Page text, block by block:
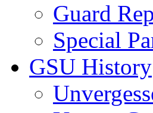
Guard
Special
GSU History